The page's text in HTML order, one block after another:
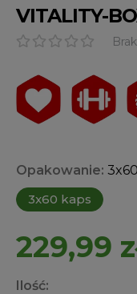
VITALITY-
Opakowanie:
3x60 kaps
229,99
Ilość: